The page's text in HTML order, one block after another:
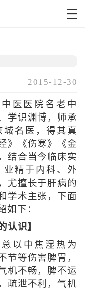
2015-12-30
医医院名老中
学识渊博，师承
城名医，得其真
》《伤寒》《金
结合当今临床实
业精于内科、外
尤擅长于肝病的
学术主张，下面
如下：
认识】
以中焦湿热为
节等伤害脾胃，
机不畅，脾不运
疏泄不利，气机